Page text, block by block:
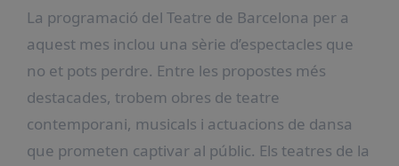
La programació del Teatre de Barcelona per a
aquest mes inclou una sèrie d’espectacles que
no et pots perdre. Entre les propostes més
destacades, trobem obres de teatre
contemporani, musicals i actuacions de dansa
que prometen captivar al públic. Els teatres de la